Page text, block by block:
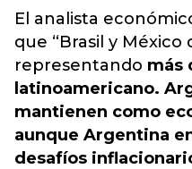
El analista
que “Brasil y
representando más
latinoamericano.
mantienen como
aunque Argentina
desafíos